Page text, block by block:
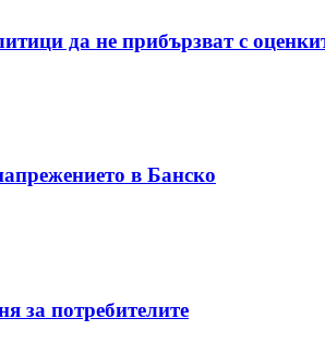
да не прибързват с
в Банско
за потребителите